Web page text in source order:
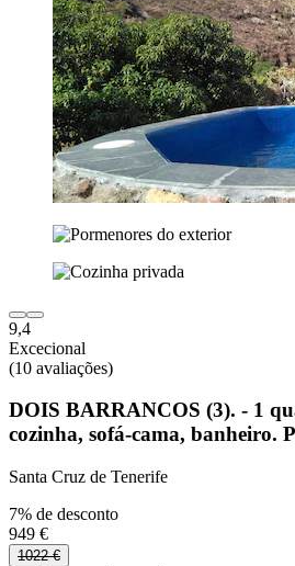
9,4
Excecional
(10 avaliações)
DOIS BARRANCOS (3). - 1
cozinha, sofá-cama, banheiro.
Santa Cruz de Tenerife
7% de desconto
949 €
1022 €